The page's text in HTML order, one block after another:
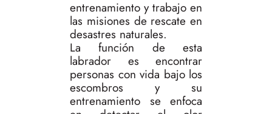
entrenamiento y trabajo en
las misiones de rescate en
desastres naturales.
La función de esta
labrador es encontrar
personas con vida bajo los
escombros y su
entrenamiento se enfoca